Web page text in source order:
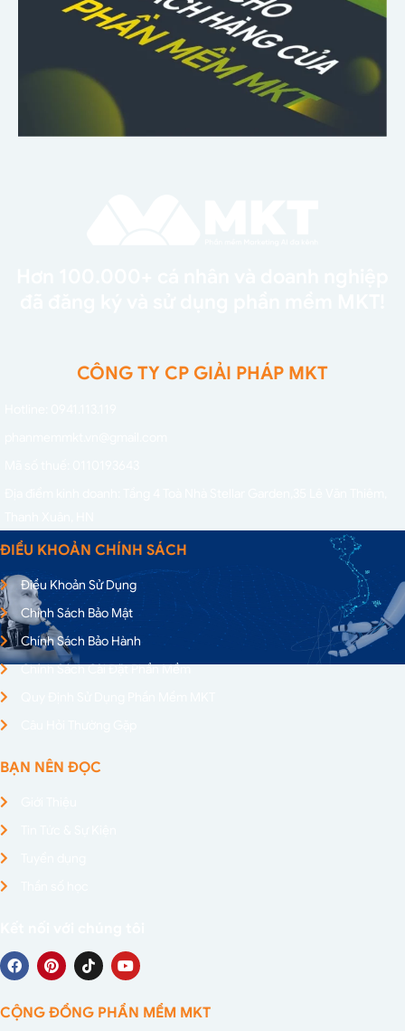
CÔNG TY CP GIẢI PHÁP MKT
ĐIỀU KHOẢN CHÍNH SÁCH
Điều Khoản Sử Dụng
Chính Sách Bảo Mật
Chính Sách Bảo Hành
Chính Sách Cài Đặt Phần Mềm
BẠN NÊN ĐỌC
CỘNG ĐỒNG PHẦN MỀM MKT